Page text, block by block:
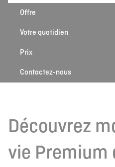
Offre
Votre quotidien
Prix
Contactez-nous
Découvrez
vie Premium